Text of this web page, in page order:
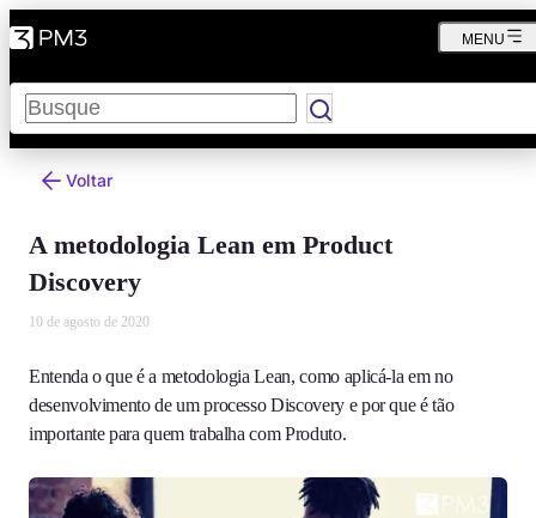
Pesquisar
MENU
Voltar
A metodologia Lean em Product
Discovery
10 de agosto de 2020
Entenda o que é a metodologia Lean, como aplicá-la em no
desenvolvimento de um processo Discovery e por que é tão
importante para quem trabalha com Produto.